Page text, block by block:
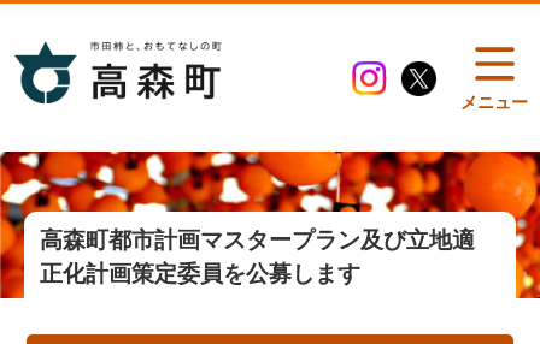
メニュー
高森町都市計画マスタープラン及び立地適
正化計画策定委員を公募します